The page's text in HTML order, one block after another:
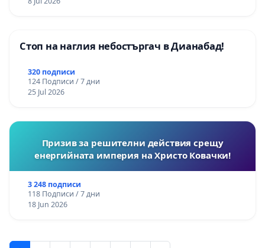
Стоп на наглия небостъргач в Дианабад!
320 подписи
124 Подписи / 7 дни
25 Jul 2026
Призив за решителни действия срещу
енергийната империя на Христо Ковачки!
3 248 подписи
118 Подписи / 7 дни
18 Jun 2026